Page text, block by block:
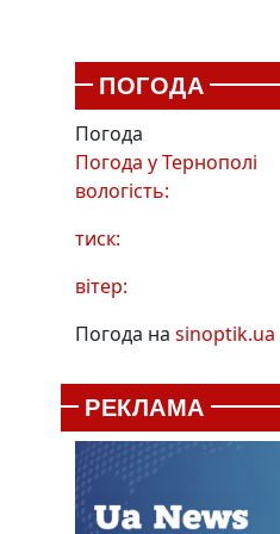
ПОГОДА
Погода
Погода уТернополі
вологість:
тиск:
вітер:
Погода на sinoptik.ua
РЕКЛАМА